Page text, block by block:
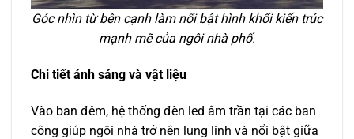
Góc nhìn từ bên cạnh làm nổi bật hình khối kiến trúc
mạnh mẽ của ngôi nhà phố.
Chi tiết ánh sáng và vật liệu
Vào ban đêm, hệ thống đèn led âm trần tại các ban
công giúp ngôi nhà trở nên lung linh và nổi bật giữa